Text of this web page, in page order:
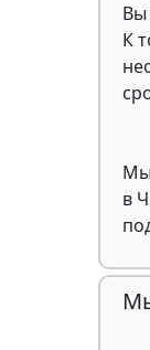
Вы
К
Мы
в